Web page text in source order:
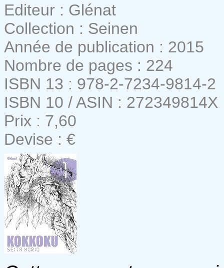
Editeur : Glénat
Collection : Seinen
Année de publication : 2015
Nombre de pages : 224
ISBN 13 : 978-2-7234-9814-2
ISBN 10 / ASIN : 272349814X
Prix : 7,60
Devise : €